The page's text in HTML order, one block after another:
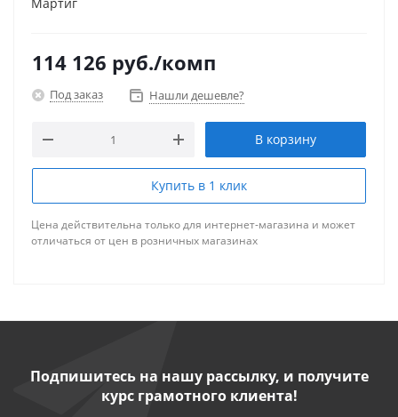
114 126 руб./комп
Под заказ Нашли дешевле?
В корзину
Купить в 1 клик
Цена действительна только для интернет-магазина и может
отличаться от цен в розничных магазинах
Подпишитесь на нашу рассылку, и получите
курс грамотного клиента!